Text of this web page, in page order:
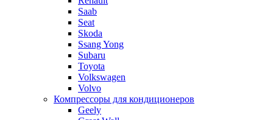
Saab
Seat
Skoda
Ssang Yong
Subaru
Toyota
Volkswagen
Volvo
Компрессоры для кондиционеров
Geely